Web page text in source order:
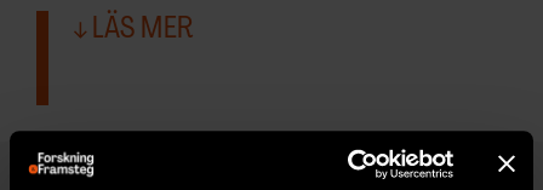
LÄS MER